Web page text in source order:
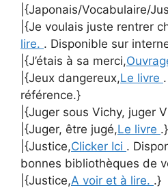
|{Japonais/Vocabulaire/
|{Je voulais juste rentrer
lire. . Disponible sur
|{J’étais à sa merci,
|{Jeux dangereux,Le livre
référence.}
|{Juger sous Vichy, juger
|{Juger, être jugé,Le livre .}
|{Justice,Clicker Ici .
bonnes bibliothèques de
|{Justice,A voir et à lire. .}